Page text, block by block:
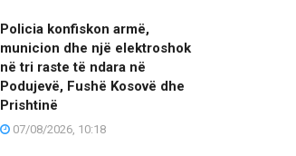
Policia konfiskon armë,
municion dhe një elektroshok
në tri raste të ndara në
Podujevë, Fushë Kosovë dhe
Prishtinë
07/08/2026, 10:18